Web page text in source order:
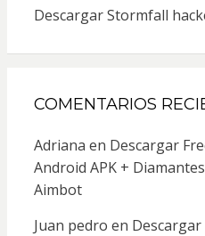
Descargar Stormfall
COMENTARIOS
Adriana en Descargar
Android APK +
Aimbot
Juan pedro en